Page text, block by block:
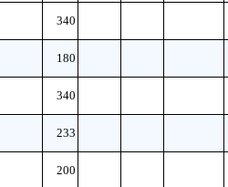
340
180
340
233
200